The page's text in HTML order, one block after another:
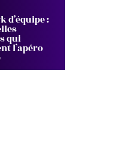
:
qui
l’apéro